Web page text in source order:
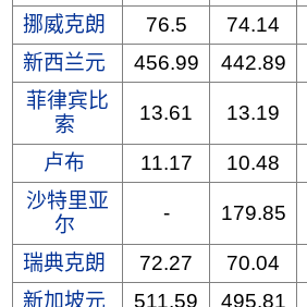
挪威克朗
76.5 74.14
新西兰元
456.99 442.89
菲律宾比
索
13.61 13.19
卢布 11.17 10.48
沙特里亚
尔
- 179.85
瑞典克朗 72.27 70.04
新加坡元
511.59 495.81